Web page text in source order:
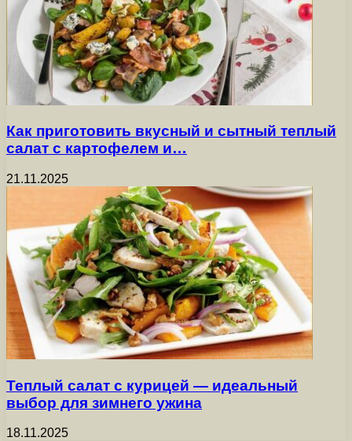
Как приготовить вкусный и сытный теплый
салат с картофелем и…
21.11.2025
Теплый салат с курицей — идеальный
выбор для зимнего ужина
18.11.2025